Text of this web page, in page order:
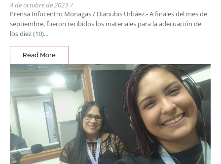
4 de octubre de 2023 /
Prensa Infocentro Monagas / Dianubis Urbáez.- A finales del mes de
septiembre, fueron recibidos los materiales para la adecuación de
los diez (10)...
Read More